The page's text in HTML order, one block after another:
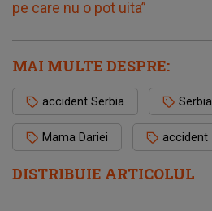
DISTRIBUIE ARTICOLUL
pe care nu o pot uita”
MAI MULTE DESPRE:
accident Serbia Serbia
Mama Dariei accident